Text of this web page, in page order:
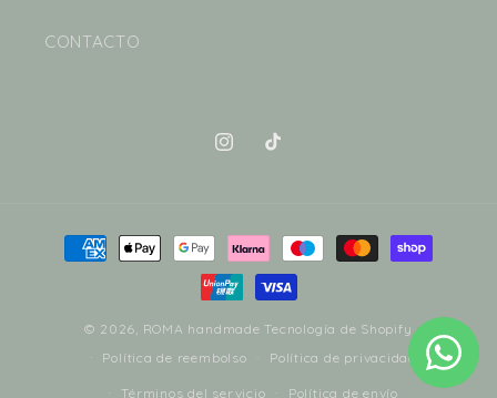
CONTACTO
Instagram
TikTok
Formas
© 2026, ROMA handmade Tecnología de Shopify
Política de reembolso
Política de privacidad
Términos del servicio Política de envío